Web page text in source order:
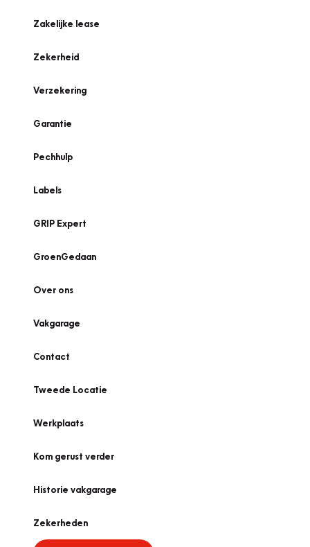
Zakelijke lease
Zekerheid
Verzekering
Garantie
Pechhulp
Labels
GRIP Expert
GroenGedaan
Over ons
Vakgarage
Contact
Tweede Locatie
Werkplaats
Kom gerust verder
Historie vakgarage
Zekerheden